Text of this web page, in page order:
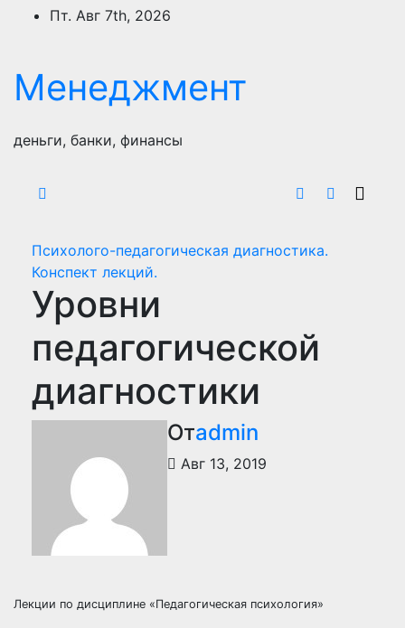
ПерейтиПт. Авг 7th, 2026
Менеджмент
деньги, банки, финансы
Психолого-педагогическая диагностика.
Конспект лекций.
Уровни
педагогической
диагностики
Отadmin
Авг 13, 2019
Лекции по дисциплине «Педагогическая психология»